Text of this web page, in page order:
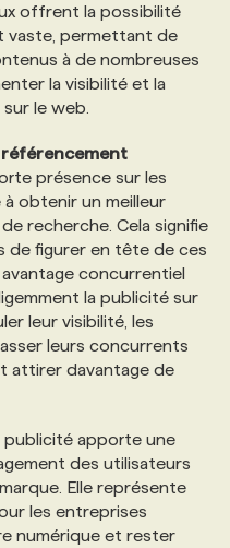
offrent la possibilité
vaste, permettant de
à de nombreuses
la visibilité et la
le web.
référencement
présence sur les
obtenir un meilleur
recherche. Cela signifie
de figurer en tête de ces
concurrentiel
la publicité sur
leur visibilité, les
leurs concurrents
attirer davantage de
apporte une
des utilisateurs
Elle représente
les entreprises
numérique et rester